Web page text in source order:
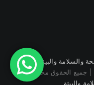
والسلامة والبيئة للياقة
| جميع الحقوق محفوظة |
والبيئة